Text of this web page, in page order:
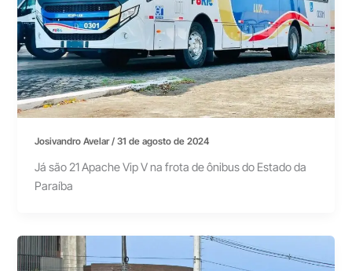
Josivandro Avelar/31 de agosto de 2024
Já são 21 Apache Vip V na frota de ônibus do Estado da
Paraíba